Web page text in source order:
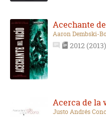
Acechante
Aaron Dembski-
2012 (2013)
Acerca de la
Justo Andrés